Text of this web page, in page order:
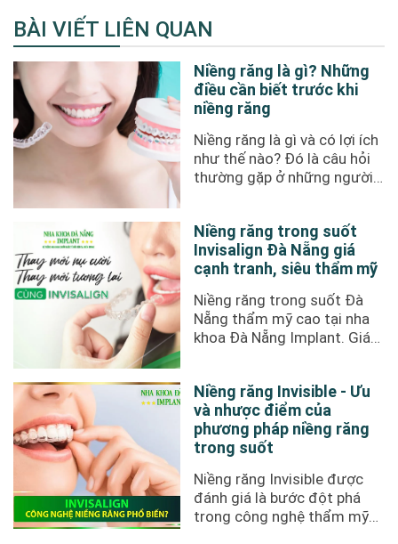
BÀI VIẾT LIÊN QUAN
Niềng răng là gì? Những
điều cần biết trước khi
niềng răng
Niềng răng là gì và có lợi ích
như thế nào? Đó là câu hỏi
thường gặp ở những người
Niềng răng trong suốt
Invisalign Đà Nẵng giá
cạnh tranh, siêu thẩm mỹ
Niềng răng trong suốt Đà
Nẵng thẩm mỹ cao tại nha
khoa Đà Nẵng Implant. Giá
Niềng răng Invisible - Ưu
và nhược điểm của
phương pháp niềng răng
trong suốt
Niềng răng Invisible được
đánh giá là bước đột phá
trong công nghệ thẩm mỹ